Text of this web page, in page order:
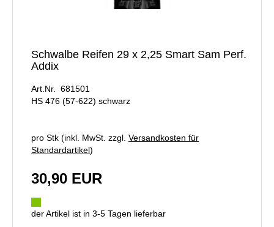
Schwalbe Reifen 29 x 2,25 Smart Sam Perf.
Addix
Art.Nr. 681501
HS 476 (57-622) schwarz
pro Stk (inkl. MwSt. zzgl. Versandkosten für
Standardartikel)
30,90 EUR
der Artikel ist in 3-5 Tagen lieferbar